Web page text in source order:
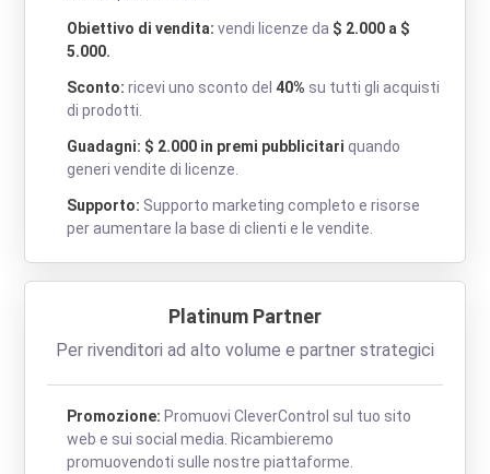
Obiettivo di vendita: vendi licenze da $ 2.000 a $
5.000.
Sconto: ricevi uno sconto del 40% su tutti gli acquisti
di prodotti.
Guadagni: $ 2.000 in premi pubblicitari quando
generi vendite di licenze.
Supporto: Supporto marketing completo e risorse
per aumentare la base di clienti e le vendite.
Platinum Partner
Per rivenditori ad alto volume e partner strategici
Promozione: Promuovi CleverControl sul tuo sito
web e sui social media. Ricambieremo
promuovendoti sulle nostre piattaforme.